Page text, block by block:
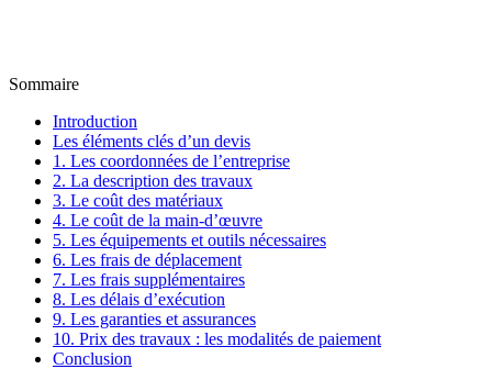
Sommaire
Introduction
Les éléments clés d’un devis
1. Les coordonnées de l’entreprise
2. La description des travaux
3. Le coût des matériaux
4. Le coût de la main-d’œuvre
5. Les équipements et outils nécessaires
6. Les frais de déplacement
7. Les frais supplémentaires
8. Les délais d’exécution
9. Les garanties et assurances
10. Prix des travaux : les modalités de paiement
Conclusion